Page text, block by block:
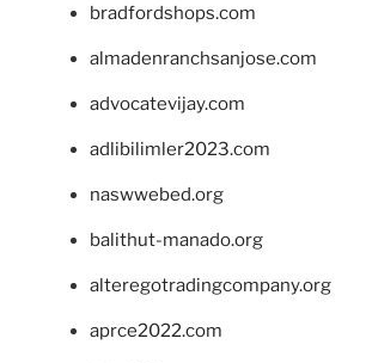
bradfordshops.com
almadenranchsanjose.com
advocatevijay.com
adlibilimler2023.com
naswwebed.org
balithut-manado.org
alteregotradingcompany.org
aprce2022.com